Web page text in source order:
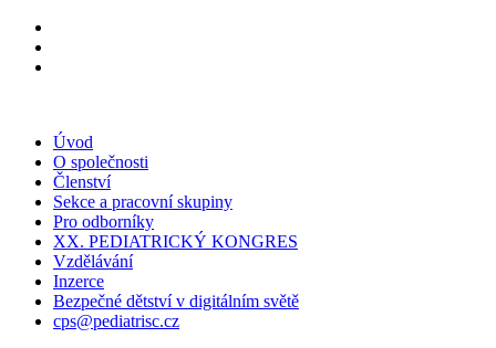
Úvod
O společnosti
Členství
Sekce a pracovní skupiny
Pro odborníky
XX. PEDIATRICKÝ KONGRES
Vzdělávání
Inzerce
Bezpečné dětství v digitálním světě
cps@pediatrisc.cz